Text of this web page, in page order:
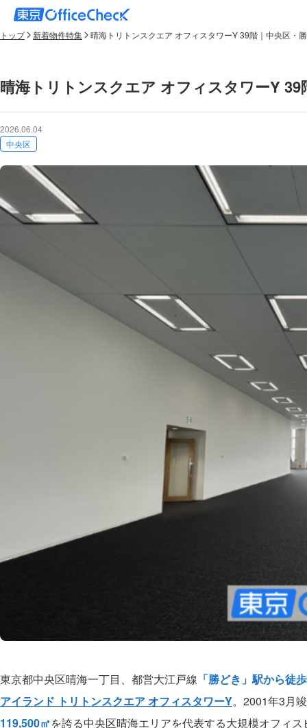
トップ 新着物件特集 晴海トリトンスクエア オフィスタワーY 39階｜中央区・
晴海トリトンスクエア オフィスタワーY
2026.06.04
中央区
東京都中央区晴海一丁目、都営大江戸線 「勝どき」駅から徒
アイランド トリトンスクエア オフィスタワーY。2001年3月
119,500㎡を誇る中央区晴海エリアを代表する大規模オフィ